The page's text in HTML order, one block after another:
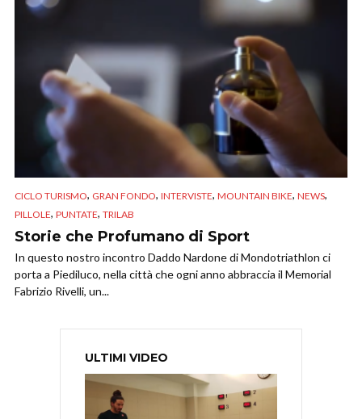
CICLO TURISMO, GRAN FONDO, INTERVISTE, MOUNTAIN BIKE, NEWS,
PILLOLE, PUNTATE, TRILAB
Storie che Profumano di Sport
In questo nostro incontro Daddo Nardone di Mondotriathlon ci
porta a Piediluco, nella città che ogni anno abbraccia il Memorial
Fabrizio Rivelli, un...
ULTIMI VIDEO